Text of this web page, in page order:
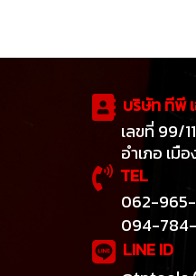
บริษัท ทีพี
เลขที่ 99/
อำเภอ เมือ
TEL
062-
094-784-
LINE ID